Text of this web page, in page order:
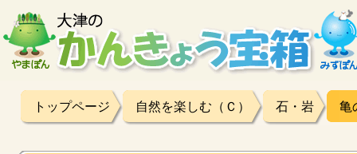
トップページ 自然を楽しむ（Ｃ） 石・岩 亀